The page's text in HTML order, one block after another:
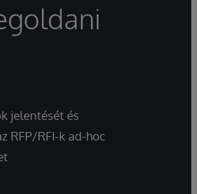
jelentését és
RFP/RFI-k ad-hoc